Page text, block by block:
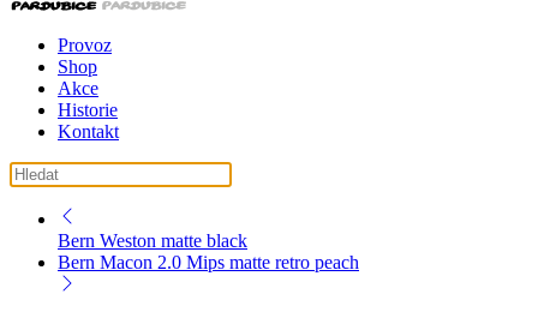
Provoz
Shop
Akce
Historie
Kontakt
Bern Weston matte black
Bern Macon 2.0 Mips matte retro peach